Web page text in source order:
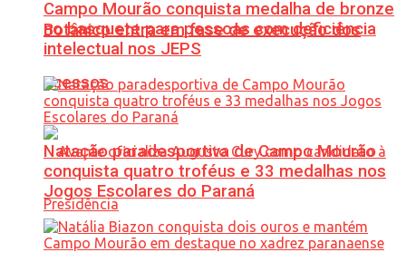
Botânico entra em fase de execução dos
acessos
Campo Mourão conquista medalha de bronze
no basquete para pessoas com deficiência
intelectual nos JEPS
Natação paradesportiva de Campo Mourão
conquista quatro troféus e 33 medalhas nos
Jogos Escolares do Paraná